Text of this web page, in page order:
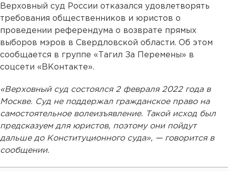
Верховный суд России отказался удовлетворять
требования общественников и юристов о
проведении референдума о возврате прямых
выборов мэров в Свердловской области. Об этом
сообщается в группе «Тагил За Перемены» в
соцсети «ВКонтакте».
«Верховный суд состоялся 2 февраля 2022 года в
Москве. Суд не поддержал гражданское право на
самостоятельное волеизъявление. Такой исход был
предсказуем для юристов, поэтому они пойдут
дальше до Конституционного суда», — говорится в
сообщении.